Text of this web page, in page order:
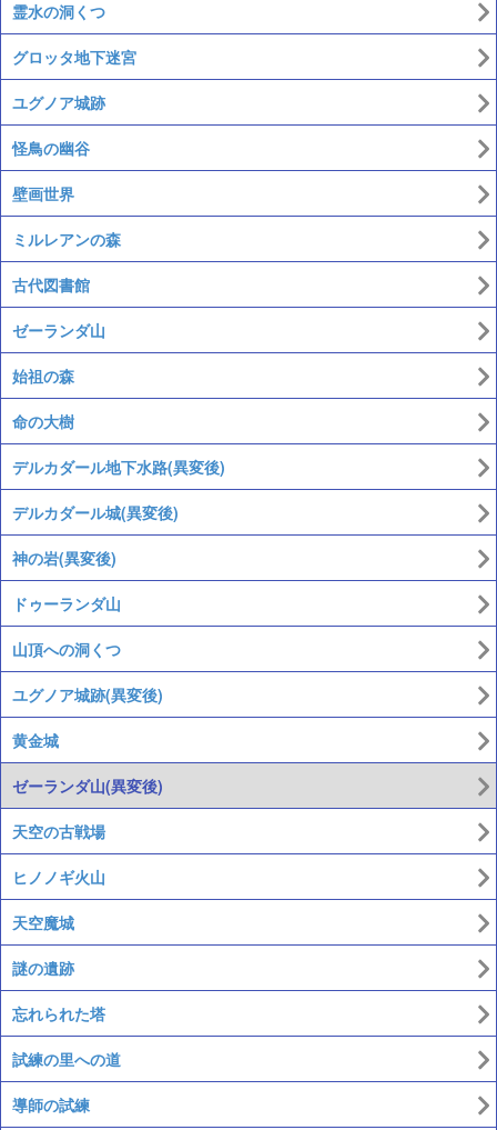
霊水の洞くつ
グロッタ地下迷宮
ユグノア城跡
怪鳥の幽谷
壁画世界
ミルレアンの森
古代図書館
ゼーランダ山
始祖の森
命の大樹
デルカダール地下水路(異変後)
デルカダール城(異変後)
神の岩(異変後)
ドゥーランダ山
山頂への洞くつ
ユグノア城跡(異変後)
黄金城
ゼーランダ山(異変後)
天空の古戦場
ヒノノギ火山
天空魔城
謎の遺跡
忘れられた塔
試練の里への道
導師の試練